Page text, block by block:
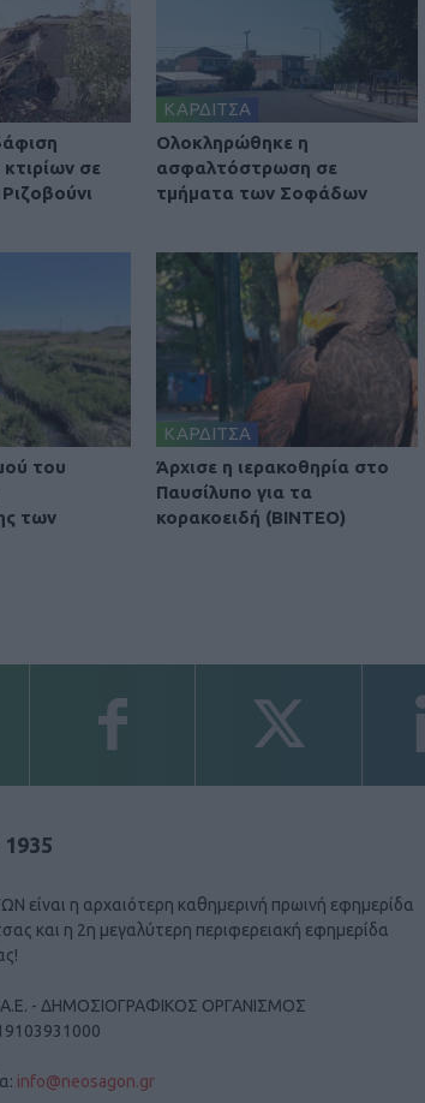
σε
ΚΑΡΔΙΤΣΑ
Ολοκληρώθηκε η
ασφαλτόστρωση σε
τμήματα των Σοφάδων
του
των
ΚΑΡΔΙΤΣΑ
Άρχισε η ιερακοθηρία στο
Παυσίλυπο για τα
κορακοειδή (ΒΙΝΤΕΟ)
είναι η αρχαιότερη καθημερινή πρωινή εφημερίδα
και η 2η μεγαλύτερη περιφερειακή εφημερίδα
Α.Ε. - ΔΗΜΟΣΙΟΓΡΑΦΙΚΟΣ ΟΡΓΑΝΙΣΜΟΣ
info@neosagon.gr